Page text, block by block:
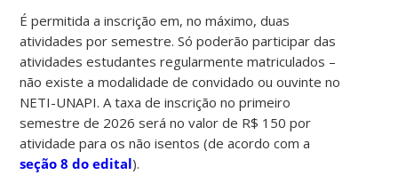
É permitida a inscrição em, no máximo, duas
atividades por semestre. Só poderão participar das
atividades estudantes regularmente matriculados –
não existe a modalidade de convidado ou ouvinte no
NETI-UNAPI. A taxa de inscrição no primeiro
semestre de 2026 será no valor de R$ 150 por
atividade para os não isentos (de acordo com a
seção 8 do edital).